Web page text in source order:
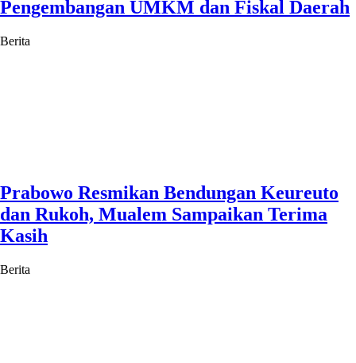
Pengembangan UMKM dan Fiskal Daerah
Berita
Prabowo Resmikan Bendungan Keureuto
dan Rukoh, Mualem Sampaikan Terima
Kasih
Berita